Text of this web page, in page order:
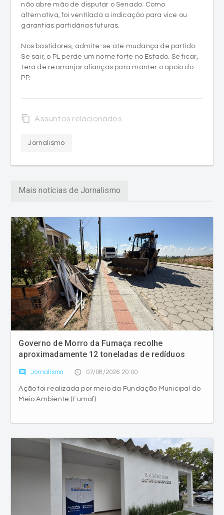
não abre mão de disputar o Senado. Como
alternativa, foi ventilada a indicação para vice ou
garantias partidárias futuras.
Nos bastidores, admite-se até mudança de partido.
Se sair, o PL perde um nome forte no Estado. Se ficar,
terá de rearranjar alianças para manter o apoio do
PP.
content_copy Assuntos relacionados
Jornalismo
Mais notícias de Jornalismo
Governo de Morro da Fumaça recolhe
aproximadamente 12 toneladas de redíduos
comment Jornalismo access_time 07/08/2026 20:00
Ação foi realizada por meio da Fundação Municipal do
Meio Ambiente (Fumaf)